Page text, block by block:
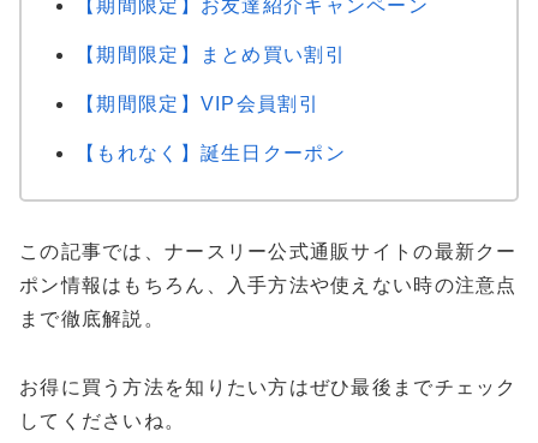
【期間限定】お友達紹介キャンペーン
【期間限定】まとめ買い割引
【期間限定】VIP会員割引
【もれなく】誕生日クーポン
この記事では、ナースリー公式通販サイトの最新クー
ポン情報はもちろん、入手方法や使えない時の注意点
まで徹底解説。
お得に買う方法を知りたい方はぜひ最後までチェック
してくださいね。